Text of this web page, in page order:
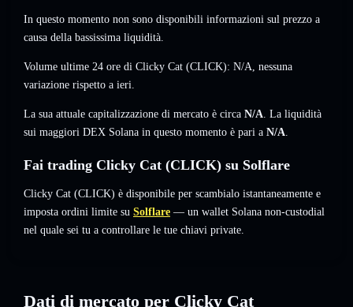
In questo momento non sono disponibili informazioni sul prezzo a
causa della bassissima liquidità.
Volume ultime 24 ore di Clicky Cat (CLICK): N/A, nessuna
variazione rispetto a ieri.
La sua attuale capitalizzazione di mercato è circa N/A. La liquidità
sui maggiori DEX Solana in questo momento è pari a N/A.
Fai trading Clicky Cat (CLICK) su Solflare
Clicky Cat (CLICK) è disponibile per scambialo istantaneamente e
imposta ordini limite su Solflare — un wallet Solana non-custodial
nel quale sei tu a controllare le tue chiavi private.
Dati di mercato per Clicky Cat